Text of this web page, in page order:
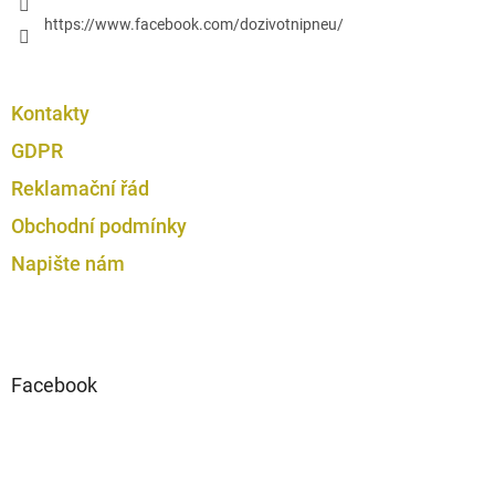
https://www.facebook.com/dozivotnipneu/
Kontakty
GDPR
Reklamační řád
Obchodní podmínky
Napište nám
Facebook